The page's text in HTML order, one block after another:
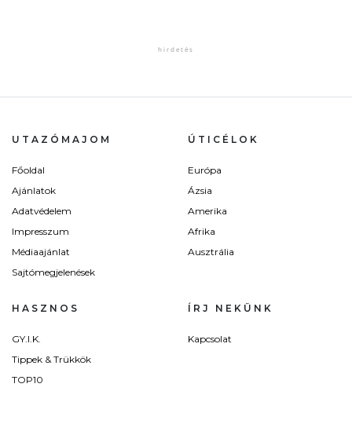
UTAZÓMAJOM
Főoldal
Ajánlatok
Adatvédelem
Impresszum
Médiaajánlat
Sajtómegjelenések
ÚTICÉLOK
Európa
Ázsia
Amerika
Afrika
Ausztrália
HASZNOS
GY.I.K.
Tippek & Trükkök
TOP10
ÍRJ NEKÜNK
Kapcsolat